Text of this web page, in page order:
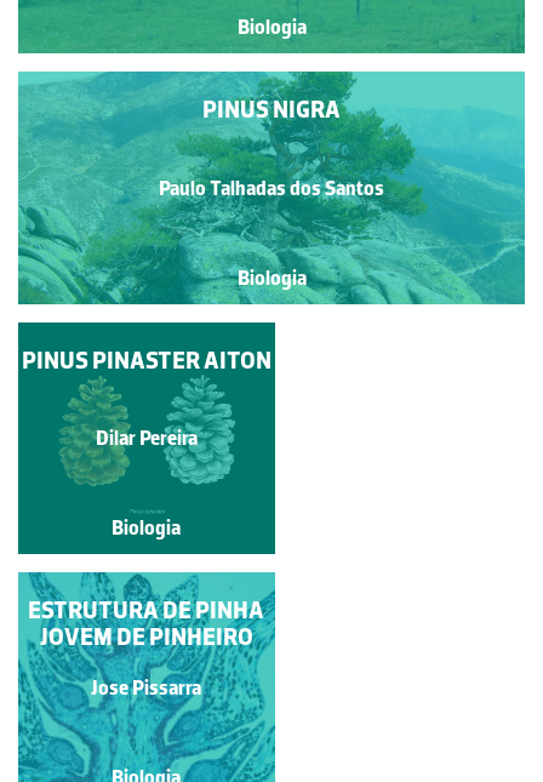
Biologia
PINUS NIGRA
Paulo Talhadas dos Santos
Biologia
PINHEIRO-MANSO
Paulo Talhadas dos Santos
Biologia
PINUS PINASTER AITON
Dilar Pereira
Biologia
PINHA JOVEM DE
PINHEIRO APÓS SER
POLINIZADA
Jose Pissarra
Biologia
ESTRUTURA DE PINHA
JOVEM DE PINHEIRO
Jose Pissarra
Biologia